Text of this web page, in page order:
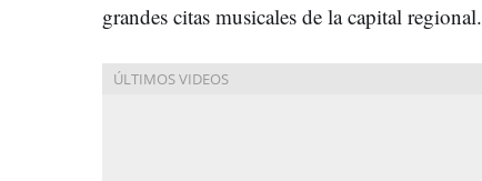
grandes citas musicales de la capital regional.